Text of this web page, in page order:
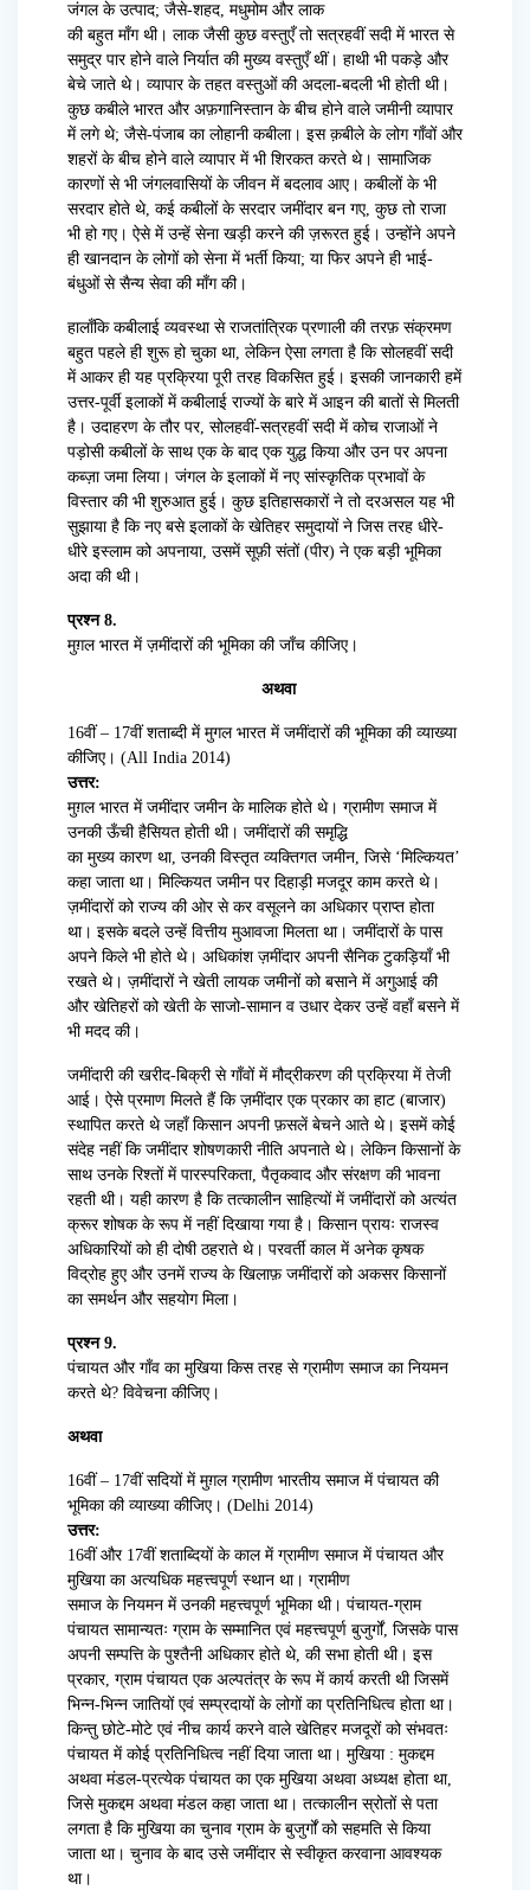
जंगल के उत्पाद; जैसे-शहद, मधुमोम और लाक
की बहुत माँग थी। लाक जैसी कुछ वस्तुएँ तो सत्रहवीं सदी में भारत से
समुद्र पार होने वाले निर्यात की मुख्य वस्तुएँ थीं। हाथी भी पकड़े और
बेचे जाते थे। व्यापार के तहत वस्तुओं की अदला-बदली भी होती थी।
कुछ कबीले भारत और अफ़गानिस्तान के बीच होने वाले जमीनी व्यापार
में लगे थे; जैसे-पंजाब का लोहानी कबीला। इस क़बीले के लोग गाँवों और
शहरों के बीच होने वाले व्यापार में भी शिरकत करते थे। सामाजिक
कारणों से भी जंगलवासियों के जीवन में बदलाव आए। कबीलों के भी
सरदार होते थे, कई कबीलों के सरदार जमींदार बन गए, कुछ तो राजा
भी हो गए। ऐसे में उन्हें सेना खड़ी करने की ज़रूरत हुई। उन्होंने अपने
ही खानदान के लोगों को सेना में भर्ती किया; या फिर अपने ही भाई-
बंधुओं से सैन्य सेवा की माँग की।
हालाँकि कबीलाई व्यवस्था से राजतांत्रिक प्रणाली की तरफ़ संक्रमण
बहुत पहले ही शुरू हो चुका था, लेकिन ऐसा लगता है कि सोलहवीं सदी
में आकर ही यह प्रक्रिया पूरी तरह विकसित हुई। इसकी जानकारी हमें
उत्तर-पूर्वी इलाकों में कबीलाई राज्यों के बारे में आइन की बातों से मिलती
है। उदाहरण के तौर पर, सोलहवीं-सत्रहवीं सदी में कोच राजाओं ने
पड़ोसी कबीलों के साथ एक के बाद एक युद्ध किया और उन पर अपना
कब्ज़ा जमा लिया। जंगल के इलाकों में नए सांस्कृतिक प्रभावों के
विस्तार की भी शुरुआत हुई। कुछ इतिहासकारों ने तो दरअसल यह भी
सुझाया है कि नए बसे इलाकों के खेतिहर समुदायों ने जिस तरह धीरे-
धीरे इस्लाम को अपनाया, उसमें सूफ़ी संतों (पीर) ने एक बड़ी भूमिका
अदा की थी।
प्रश्न 8.
मुग़ल भारत में ज़मींदारों की भूमिका की जाँच कीजिए।
अथवा
16वीं – 17वीं शताब्दी में मुगल भारत में जमींदारों की भूमिका की व्याख्या
कीजिए। (All India 2014)
उत्तर:
मुग़ल भारत में जमींदार जमीन के मालिक होते थे। ग्रामीण समाज में
उनकी ऊँची हैसियत होती थी। जमींदारों की समृद्धि
का मुख्य कारण था, उनकी विस्तृत व्यक्तिगत जमीन, जिसे ‘मिल्कियत’
कहा जाता था। मिल्कियत जमीन पर दिहाड़ी मजदूर काम करते थे।
ज़मींदारों को राज्य की ओर से कर वसूलने का अधिकार प्राप्त होता
था। इसके बदले उन्हें वित्तीय मुआवजा मिलता था। जमींदारों के पास
अपने किले भी होते थे। अधिकांश ज़मींदार अपनी सैनिक टुकड़ियाँ भी
रखते थे। ज़मींदारों ने खेती लायक जमीनों को बसाने में अगुआई की
और खेतिहरों को खेती के साजो-सामान व उधार देकर उन्हें वहाँ बसने में
भी मदद की।
जमींदारी की खरीद-बिक्री से गाँवों में मौद्रीकरण की प्रक्रिया में तेजी
आई। ऐसे प्रमाण मिलते हैं कि ज़मींदार एक प्रकार का हाट (बाजार)
स्थापित करते थे जहाँ किसान अपनी फ़सलें बेचने आते थे। इसमें कोई
संदेह नहीं कि जमींदार शोषणकारी नीति अपनाते थे। लेकिन किसानों के
साथ उनके रिश्तों में पारस्परिकता, पैतृकवाद और संरक्षण की भावना
रहती थी। यही कारण है कि तत्कालीन साहित्यों में जमींदारों को अत्यंत
क्रूर शोषक के रूप में नहीं दिखाया गया है। किसान प्रायः राजस्व
अधिकारियों को ही दोषी ठहराते थे। परवर्ती काल में अनेक कृषक
विद्रोह हुए और उनमें राज्य के खिलाफ़ जमींदारों को अकसर किसानों
का समर्थन और सहयोग मिला।
प्रश्न 9.
पंचायत और गाँव का मुखिया किस तरह से ग्रामीण समाज का नियमन
करते थे? विवेचना कीजिए।
अथवा
16वीं – 17वीं सदियों में मुग़ल ग्रामीण भारतीय समाज में पंचायत की
भूमिका की व्याख्या कीजिए। (Delhi 2014)
उत्तर:
16वीं और 17वीं शताब्दियों के काल में ग्रामीण समाज में पंचायत और
मुखिया का अत्यधिक महत्त्वपूर्ण स्थान था। ग्रामीण
समाज के नियमन में उनकी महत्त्वपूर्ण भूमिका थी। पंचायत-ग्राम
पंचायत सामान्यतः ग्राम के सम्मानित एवं महत्त्वपूर्ण बुजुर्गों, जिसके पास
अपनी सम्पत्ति के पुश्तैनी अधिकार होते थे, की सभा होती थी। इस
प्रकार, ग्राम पंचायत एक अल्पतंत्र के रूप में कार्य करती थी जिसमें
भिन्न-भिन्न जातियों एवं सम्प्रदायों के लोगों का प्रतिनिधित्व होता था।
किन्तु छोटे-मोटे एवं नीच कार्य करने वाले खेतिहर मजदूरों को संभवतः
पंचायत में कोई प्रतिनिधित्व नहीं दिया जाता था। मुखिया : मुकद्दम
अथवा मंडल-प्रत्येक पंचायत का एक मुखिया अथवा अध्यक्ष होता था,
जिसे मुकद्दम अथवा मंडल कहा जाता था। तत्कालीन स्रोतों से पता
लगता है कि मुखिया का चुनाव ग्राम के बुजुर्गों को सहमति से किया
जाता था। चुनाव के बाद उसे जमींदार से स्वीकृत करवाना आवश्यक
था।